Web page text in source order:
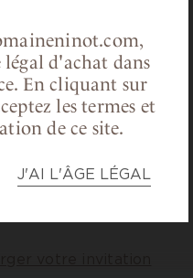
d'achat dans
En cliquant sur
les termes et
de ce site.
J'AI L'ÂGE LÉGAL
: 11h à 20h
: 10h à 19h
: 10h à 16h